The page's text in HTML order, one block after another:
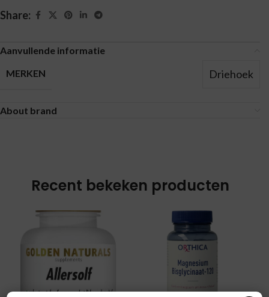
Share:
Aanvullende informatie
MERKEN
Driehoek
About brand
Recent bekeken producten